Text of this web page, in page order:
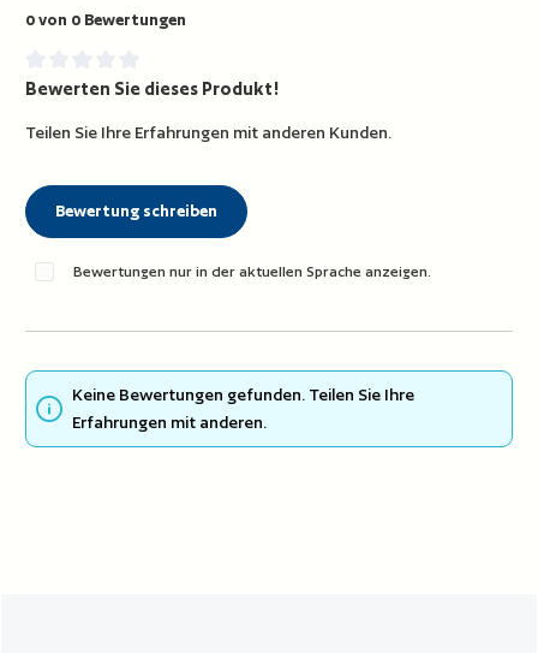
0 von 0 Bewertungen
Durchschnittliche Bewertung von 0 von 5 Sternen
Bewerten Sie dieses Produkt!
Teilen Sie Ihre Erfahrungen mit anderen Kunden.
Bewertung schreiben
Bewertungen nur in der aktuellen Sprache anzeigen.
Keine Bewertungen gefunden. Teilen Sie Ihre
Erfahrungen mit anderen.